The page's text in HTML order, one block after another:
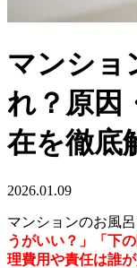
マンショ
れ？原因
在を徹底
2026.01.09
マンションのお風
うがいい？」「下
理費用や責任は誰が